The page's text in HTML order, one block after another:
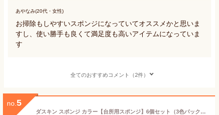
あやなみ(20代・女性)
お掃除もしやすいスポンジになっていてオススメかと思いま
すし、使い勝手も良くて満足度も高いアイテムになっていま
す
全てのおすすめコメント（2件）
no. 5
ダスキン スポンジ カラー【台所用スポンジ】6個セット（3色パック×2セット） 送料無料